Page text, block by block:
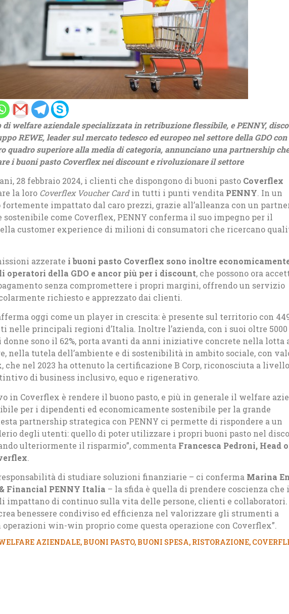
welfare aziendale specializzata in retribuzione flessibile, e PENNY,
REWE, leader sul mercato tedesco ed europeo nel settore della GDO
quadro superiore alla media di categoria, annunciano una partnership
i buoni pasto Coverflex nei discount e rivoluzionare il settore
28 febbraio 2024, i clienti che dispongono di buoni pasto Coverflex
la loro Coverflex Voucher Cardin tutti i punti vendita PENNY. In un
impattato dal caro prezzi, grazie all’alleanza con un
sostenibile come Coverflex, PENNY conferma il suo impegno per il
customer experience di milioni di consumatori che ricercano
azzerate i buoni pasto Coverflex sono inoltre
operatori della GDO e ancor più per i discount, che possono ora
senza compromettere i propri margini, offrendo un servizio
richiesto e apprezzato dai clienti.
oggi come un player in crescita: è presente sul territorio con
nelle principali regioni d’Italia. Inoltre l’azienda, con i suoi oltre 5000
sono il 62%, porta avanti da anni iniziative concrete nella lotta
nella tutela dell’ambiente e di sostenibilità in ambito sociale, con
che nel 2023 ha ottenuto la certificazione B Corp, riconosciuta a livello
di business inclusivo, equo e rigenerativo.
in Coverflex è rendere il buono pasto, e più in generale il welfare
per i dipendenti ed economicamente sostenibile per la grande
partnership strategica con PENNY ci permette di rispondere a un
degli utenti: quello di poter utilizzare i propri buoni pasto nel
ulteriormente il risparmio”, commenta Francesca Pedroni, Head
.
responsabilità di studiare soluzioni finanziarie – ci conferma Marina
Financial PENNY Italia – la sfida è quella di prendere coscienza che i
impattano di continuo sulla vita delle persone, clienti e collaboratori.
benessere condiviso ed efficienza nel valorizzare gli strumenti a
operazioni win-win proprio come questa operazione con Coverflex”.
AZIENDALE, BUONI PASTO, BUONI SPESA, RISTORAZIONE,